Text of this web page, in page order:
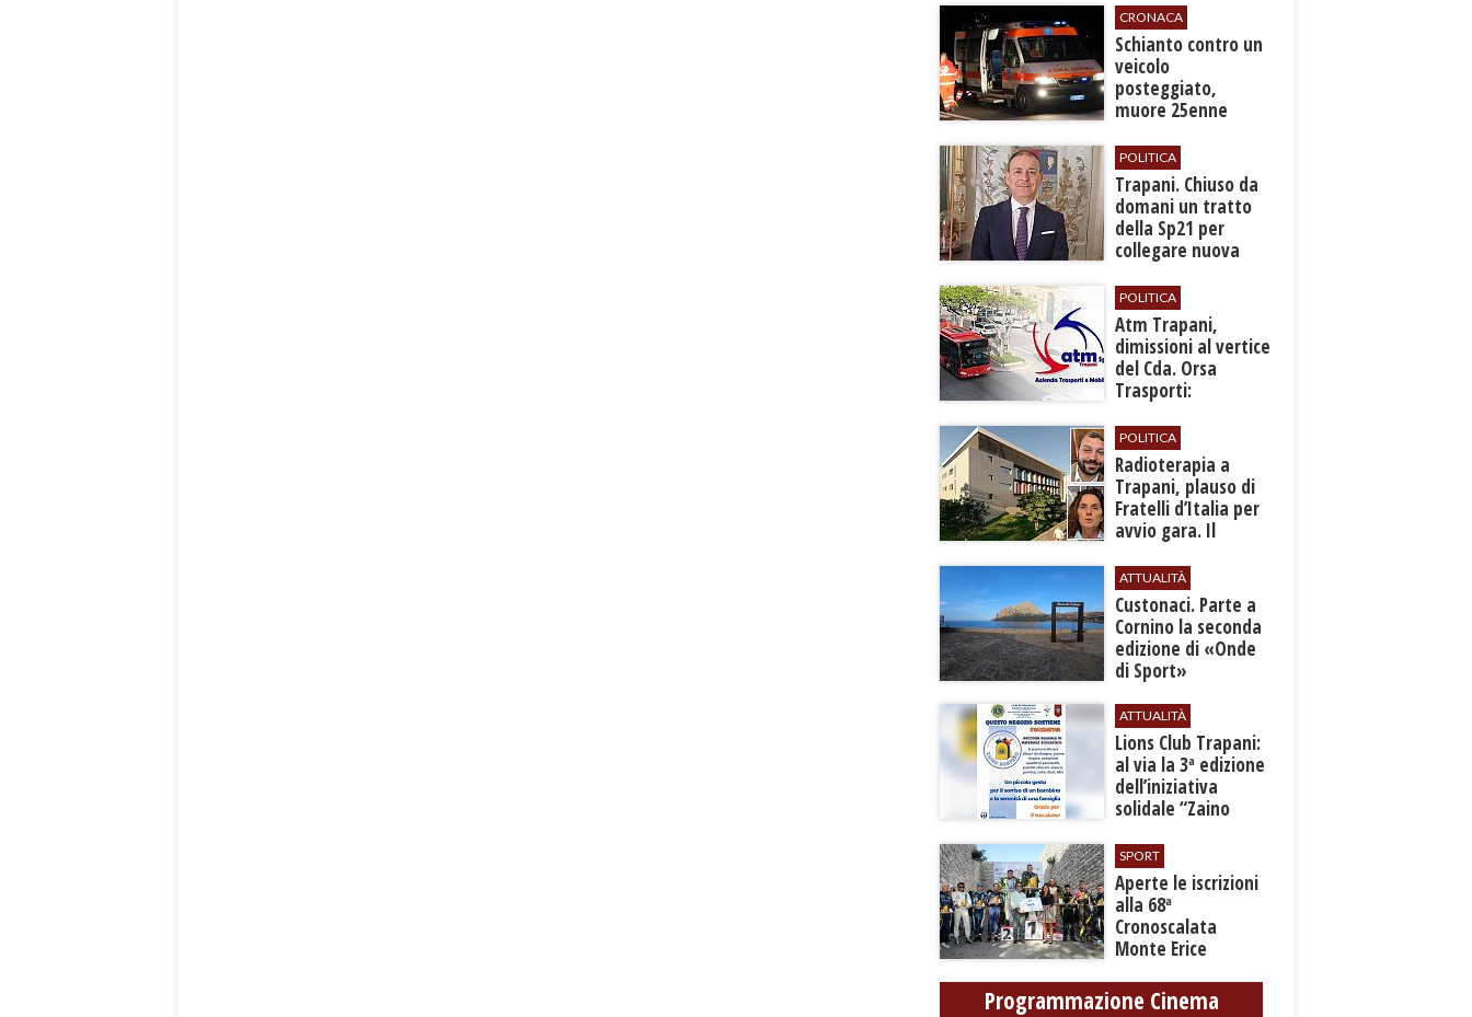
cultura
CRONACA
​Schianto contro un
veicolo
posteggiato,
muore 25enne
POLITICA
​Trapani. Chiuso da
domani un tratto
della Sp21 per
collegare nuova
all’aeroporto
POLITICA
​Atm Trapani,
dimissioni al vertice
del Cda. Orsa
Trasporti:
urgono interventi”
POLITICA
Radioterapia a
Trapani, plauso di
Fratelli d’Italia per
avvio gara. Il
anni è una
sconfitta”
ATTUALITÀ
Custonaci. Parte a
Cornino la seconda
edizione di «Onde
di Sport»
ATTUALITÀ
Lions Club Trapani:
al via la 3ª edizione
dell’iniziativa
solidale “Zaino
SPORT
Aperte le iscrizioni
alla 68ª
Cronoscalata
Monte Erice
Programmazione Cinema